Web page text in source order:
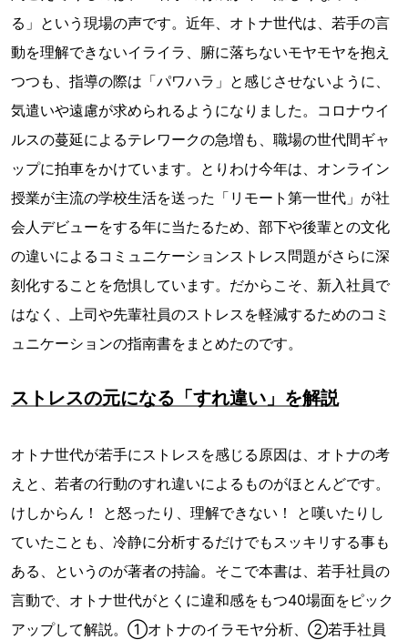
る」という現場の声です。近年、オトナ世代は、若手の言
動を理解できないイライラ、腑に落ちないモヤモヤを抱え
つつも、指導の際は「パワハラ」と感じさせないように、
気遣いや遠慮が求められるようになりました。コロナウイ
ルスの蔓延によるテレワークの急増も、職場の世代間ギャ
ップに拍車をかけています。とりわけ今年は、オンライン
授業が主流の学校生活を送った「リモート第一世代」が社
会人デビューをする年に当たるため、部下や後輩との文化
の違いによるコミュニケーションストレス問題がさらに深
刻化することを危惧しています。だからこそ、新入社員で
はなく、上司や先輩社員のストレスを軽減するためのコミ
ュニケーションの指南書をまとめたのです。
ストレスの元になる「すれ違い」を解説
オトナ世代が若手にストレスを感じる原因は、オトナの考
えと、若者の行動のすれ違いによるものがほとんどです。
けしからん！ と怒ったり、理解できない！ と嘆いたりし
ていたことも、冷静に分析するだけでもスッキリする事も
ある、というのが著者の持論。そこで本書は、若手社員の
言動で、オトナ世代がとくに違和感をもつ40場面をピック
アップして解説。①オトナのイラモヤ分析、②若手社員